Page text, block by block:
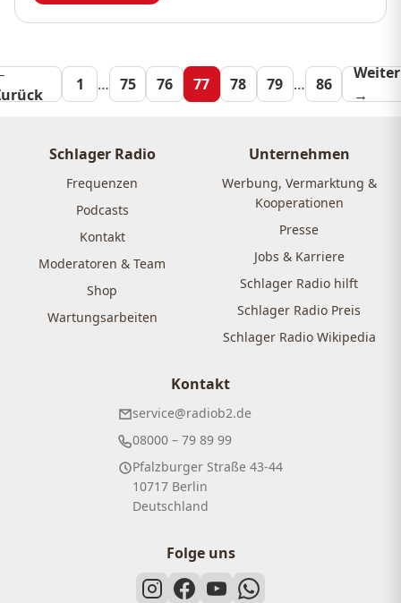
der
1 … 75 76 77 78 79 … 86
Weiter
→
Schlager Radio
Frequenzen
Podcasts
Kontakt
Moderatoren & Team
Shop
Wartungsarbeiten
Unternehmen
Werbung, Vermarktung &
Kooperationen
Presse
Jobs & Karriere
Schlager Radio hilft
Schlager Radio Preis
Schlager Radio Wikipedia
Kontakt
service@radiob2.de
08000 – 79 89 99
Pfalzburger Straße 43-44
10717 Berlin
Deutschland
Folge uns